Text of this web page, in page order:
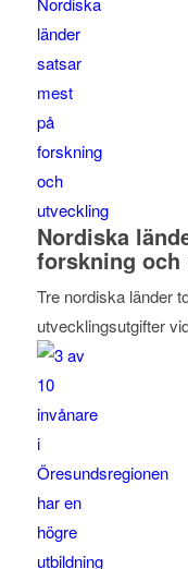
Nordiska
forskning och
Tre nordiska länder
utvecklingsutgifter